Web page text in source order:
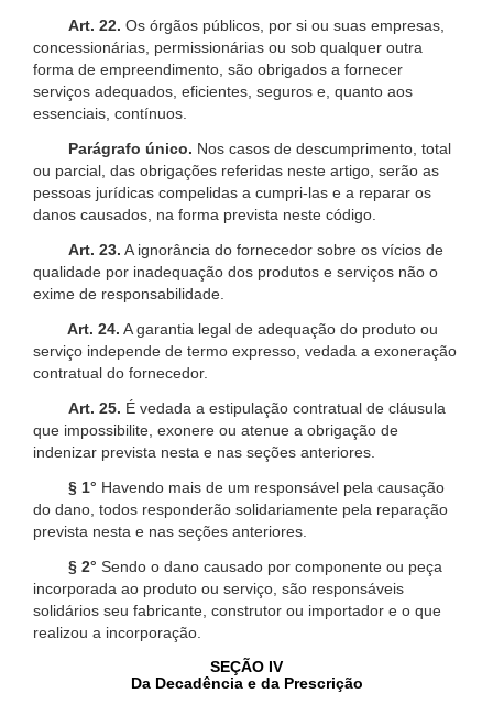
Art. 22. Os órgãos públicos, por si ou suas empresas,
concessionárias, permissionárias ou sob qualquer outra
forma de empreendimento, são obrigados a fornecer
serviços adequados, eficientes, seguros e, quanto aos
essenciais, contínuos.
Parágrafo único. Nos casos de descumprimento, total
ou parcial, das obrigações referidas neste artigo, serão as
pessoas jurídicas compelidas a cumpri-las e a reparar os
danos causados, na forma prevista neste código.
Art. 23. A ignorância do fornecedor sobre os vícios de
qualidade por inadequação dos produtos e serviços não o
exime de responsabilidade.
Art. 24. A garantia legal de adequação do produto ou
serviço independe de termo expresso, vedada a exoneração
contratual do fornecedor.
Art. 25. É vedada a estipulação contratual de cláusula
que impossibilite, exonere ou atenue a obrigação de
indenizar prevista nesta e nas seções anteriores.
§ 1° Havendo mais de um responsável pela causação
do dano, todos responderão solidariamente pela reparação
prevista nesta e nas seções anteriores.
§ 2° Sendo o dano causado por componente ou peça
incorporada ao produto ou serviço, são responsáveis
solidários seu fabricante, construtor ou importador e o que
realizou a incorporação.
SEÇÃO IV
Da Decadência e da Prescrição